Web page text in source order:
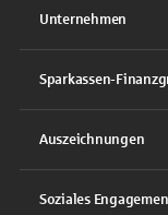
Unternehmen
Sparkassen-
Auszeichnungen
Soziales